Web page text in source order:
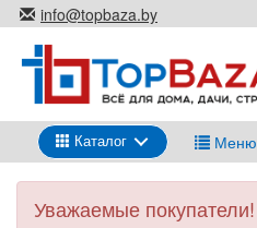
Перейти
к
основному
содержанию
info@topbaza.by
г.Минск, ул. Радиальная, 40,
каб. 707-5
Выбирай
ипокупай
Каталог Меню
Уважаемые покупатели!